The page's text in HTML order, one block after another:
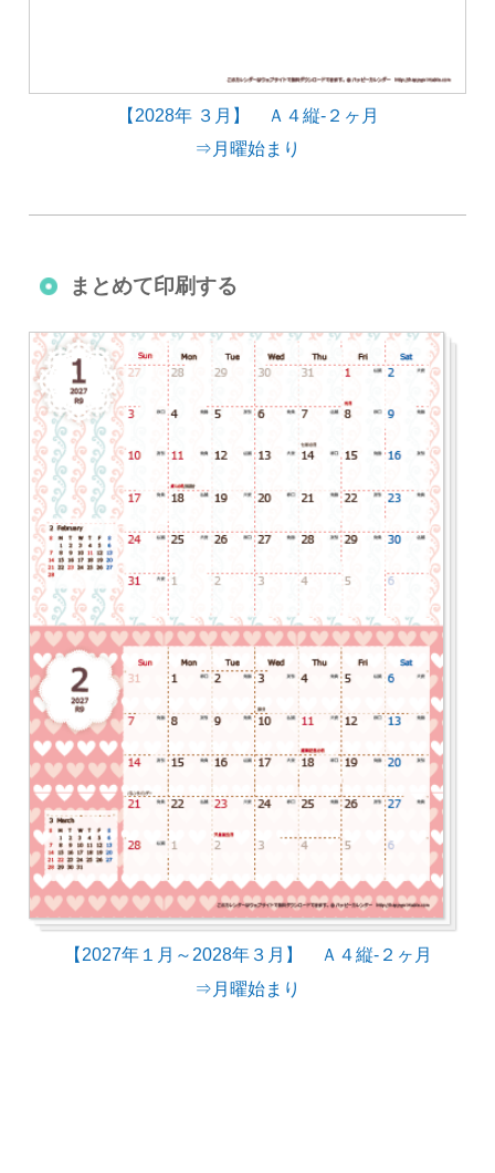
【2028年 ３月】 Ａ４縦-２ヶ月
⇒月曜始まり
まとめて印刷する
【2027年１月～2028年３月】 Ａ４縦-２ヶ月
⇒月曜始まり